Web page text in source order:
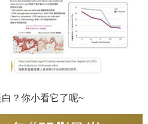
？你小看它了呢~